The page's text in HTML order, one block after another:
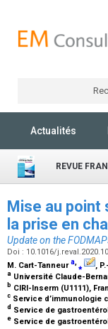
Actualités
REVUE
Mise au point
la prise en
Update on the
Doi : 10.1016/
M. Cart-Tanneura,⁎ ,
a Université Claude-
b CIRI-Inserm (U1111),
c Service d’immunologie
d Service de
e Service de